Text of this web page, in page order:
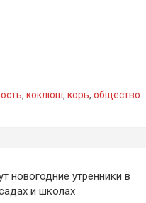
, коклюш, корь, общество
новогодние утренники в
и школах